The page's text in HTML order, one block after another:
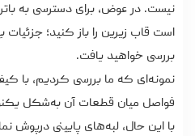
نیست. در عوض، برای دسترسی به
است قاب زیرین را باز کنید؛
بررسی خواهید یافت.
نمونه‌ای که ما بررسی کردیم، با
فواصل میان قطعات آن به‌شکل
با این حال، لبه‌های پایینی درپوش